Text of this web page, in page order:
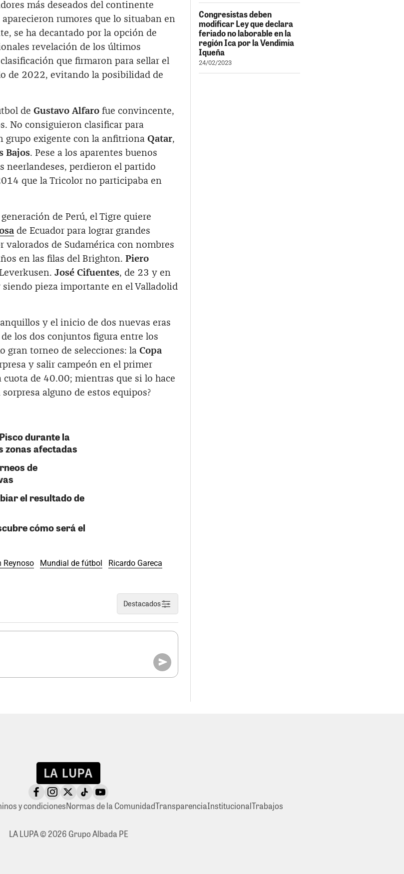
más deseados del continente
rumores que lo situaban en
se ha decantado por la opción de
revelación de los últimos
que firmaron para sellar el
de 2022, evitando la posibilidad de
de Gustavo Alfaro fue convincente,
No consiguieron clasificar para
grupo exigente con la anfitriona Qatar,
Bajos. Pese a los aparentes buenos
neerlandeses, perdieron el partido
que la Tricolor no participaba en
de Perú, el Tigre quiere
de Ecuador para lograr grandes
de Sudamérica con nombres
en las filas del Brighton. Piero
José Cifuentes, de 23 y en
siendo pieza importante en el Valladolid
y el inicio de dos nuevas eras
los dos conjuntos figura entre los
gran torneo de selecciones: la Copa
y salir campeón en el primer
de 40.00; mientras que si lo hace
alguno de estos equipos?
durante la
zonas afectadas
de
el resultado de
cómo será el
Reynoso Mundial de fútbol Ricardo Gareca
Destacados
Congresistas deben
modificar Ley que declara
feriado no laborable en la
región Ica por la Vendimia
Iqueña
24/02/2023
y condicionesNormas de la ComunidadTransparenciaInstitucionalTrabajos
LA LUPA © 2026 Grupo Albada PE